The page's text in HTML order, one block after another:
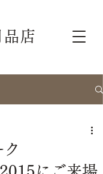
店